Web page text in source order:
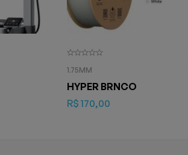
1.75MM
HYPER BRNCO
R$ 170,00